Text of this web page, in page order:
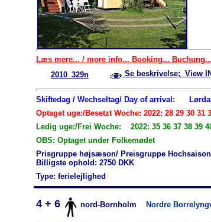
Læs mere... / more info... Booking... Buchung...
2010_329n
Se beskrivelse; View
Skiftedag / Wechseltag/ Day of arrival:
Optaget uge:/Besetzt Woche: 2022: 28 29 30 31
Ledig uge:/Frei Woche: 2022: 35 36 37 38 39
OBS: Optaget under Folkemødet
Prisgruppe højsæson/ Preisgruppe
Billigste ophold: 2750 DKK
Type: ferielejlighed
4 + 6 nord-Bornholm Nordre